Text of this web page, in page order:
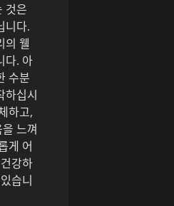
것은
니다.
의 웰
다. 아
수분
하십시
하고,
느껴
게 어
강하
습니